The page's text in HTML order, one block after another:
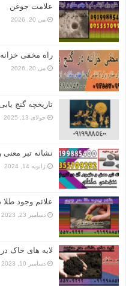
علامت جوغن
می 20, 2026
راه مخفی خزانه
می 20, 2026
تاریخچه گنج‌
جولای 13, 2025
نشانه تبر
ژانویه 14, 2024
علائم وجود طلا
دسامبر 23, 2023
لایه های خاک در
دسامبر 10, 2023